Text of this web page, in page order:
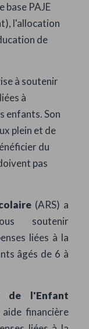
base PAJE
l'allocation
de
à soutenir
à
enfants. Son
plein et de
du
pas
(ARS) a
soutenir
liées à la
âgés de 6 à
de l'Enfant
financière